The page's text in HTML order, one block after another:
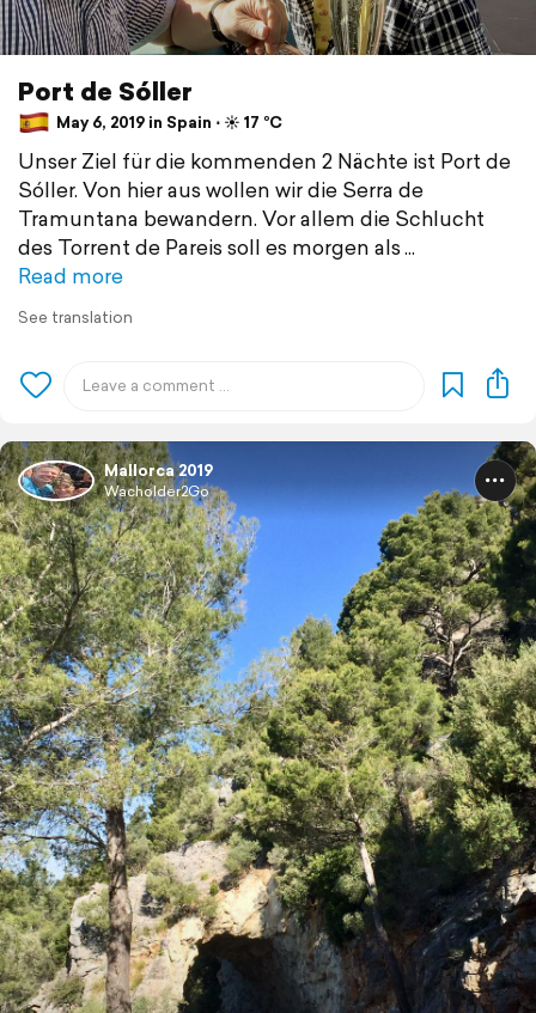
Port de Sóller
May 6, 2019 in Spain ⋅ ☀️ 17 °C
Unser Ziel für die kommenden 2 Nächte ist Port de
Sóller. Von hier aus wollen wir die Serra de
Tramuntana bewandern. Vor allem die Schlucht
des Torrent de Pareis soll es morgen als
Read more
See translation
Mallorca 2019
Wacholder2Go